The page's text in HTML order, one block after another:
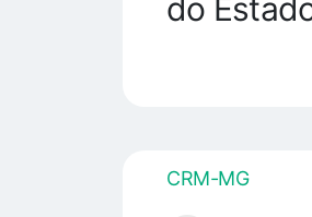
do
CRM-MG